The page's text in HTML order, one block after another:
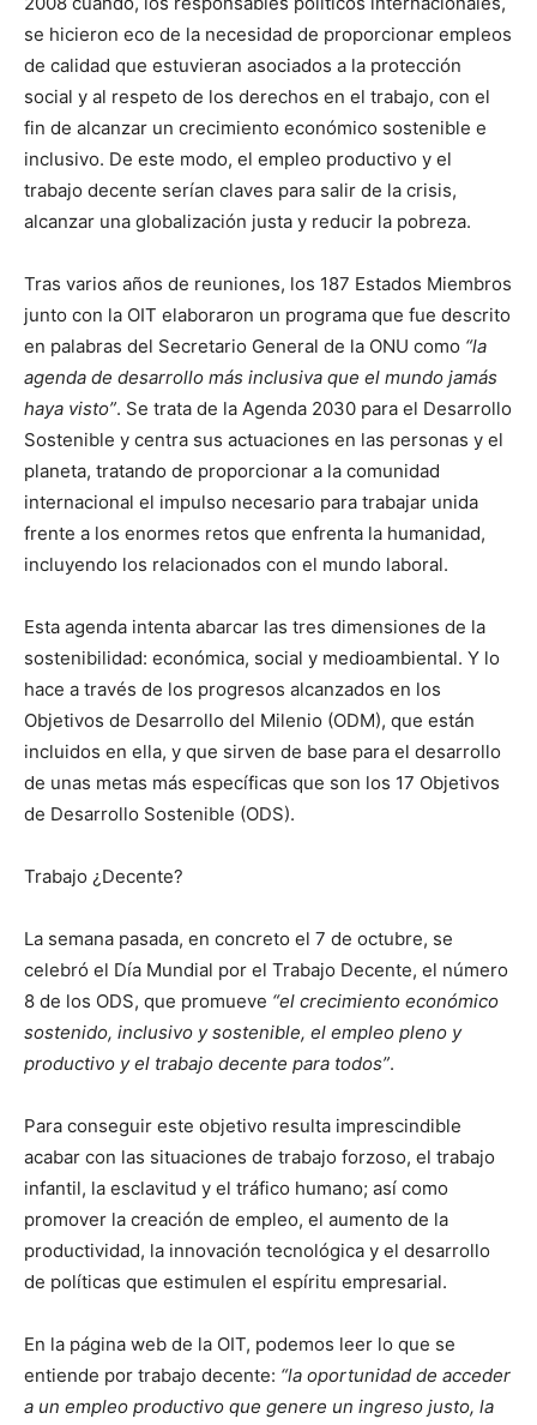
se hicieron eco de la necesidad de proporcionar empleos
de calidad que estuvieran asociados a la protección
social y al respeto de los derechos en el trabajo, con el
fin de alcanzar un crecimiento económico sostenible e
inclusivo. De este modo, el empleo productivo y el
trabajo decente serían claves para salir de la crisis,
alcanzar una globalización justa y reducir la pobreza.
Tras varios años de reuniones, los 187 Estados Miembros
junto con la OIT elaboraron un programa que fue descrito
en palabras del Secretario General de la ONU como “la
agenda de desarrollo más inclusiva que el mundo jamás
haya visto”. Se trata de la Agenda 2030 para el Desarrollo
Sostenible y centra sus actuaciones en las personas y el
planeta, tratando de proporcionar a la comunidad
internacional el impulso necesario para trabajar unida
frente a los enormes retos que enfrenta la humanidad,
incluyendo los relacionados con el mundo laboral.
Esta agenda intenta abarcar las tres dimensiones de la
sostenibilidad: económica, social y medioambiental. Y lo
hace a través de los progresos alcanzados en los
Objetivos de Desarrollo del Milenio (ODM), que están
incluidos en ella, y que sirven de base para el desarrollo
de unas metas más específicas que son los 17 Objetivos
de Desarrollo Sostenible (ODS).
Trabajo ¿Decente?
La semana pasada, en concreto el 7 de octubre, se
celebró el Día Mundial por el Trabajo Decente, el número
8 de los ODS, que promueve “el crecimiento económico
sostenido, inclusivo y sostenible, el empleo pleno y
productivo y el trabajo decente para todos”.
Para conseguir este objetivo resulta imprescindible
acabar con las situaciones de trabajo forzoso, el trabajo
infantil, la esclavitud y el tráfico humano; así como
promover la creación de empleo, el aumento de la
productividad, la innovación tecnológica y el desarrollo
de políticas que estimulen el espíritu empresarial.
En la página web de la OIT, podemos leer lo que se
entiende por trabajo decente: “la oportunidad de acceder
a un empleo productivo que genere un ingreso justo, la